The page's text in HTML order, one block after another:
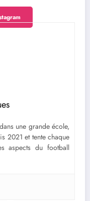
une grande école,
2021 et tente chaque
aspects du football